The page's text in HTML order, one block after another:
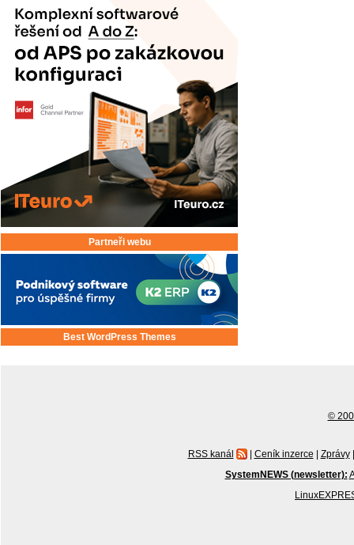
Partneři webu
Best WordPress Themes
©
RSS kanál | Ceník inzerce | Zprávy |
SystemNEWS (newsletter):